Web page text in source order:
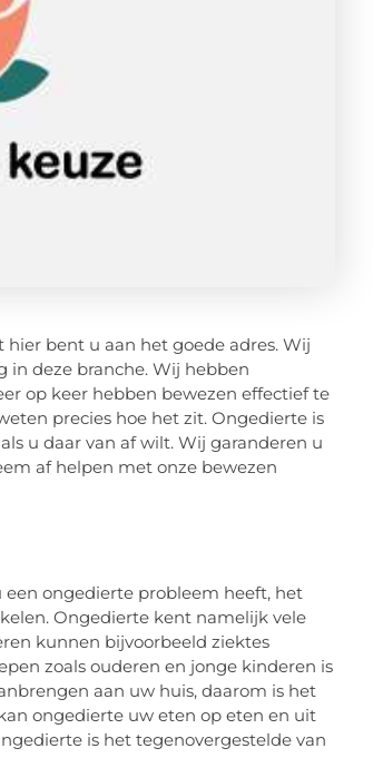
bent u aan het goede adres. Wij
in deze branche. Wij hebben
op keer hebben bewezen effectief te
precies hoe het zit. Ongedierte is
u daar van af wilt. Wij garanderen u
af helpen met onze bewezen
een ongedierte probleem heeft, het
Ongedierte kent namelijk vele
kunnen bijvoorbeeld ziektes
zoals ouderen en jonge kinderen is
aan uw huis, daarom is het
ongedierte uw eten op eten en uit
is het tegenovergestelde van